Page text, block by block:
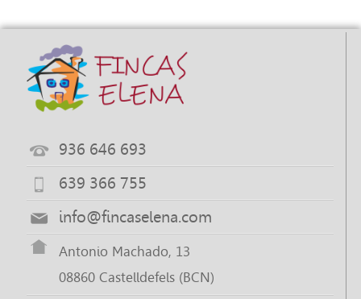
936 646 693
639 366 755
info@fincaselena.com
Antonio Machado, 13
08860 Castelldefels (BCN)